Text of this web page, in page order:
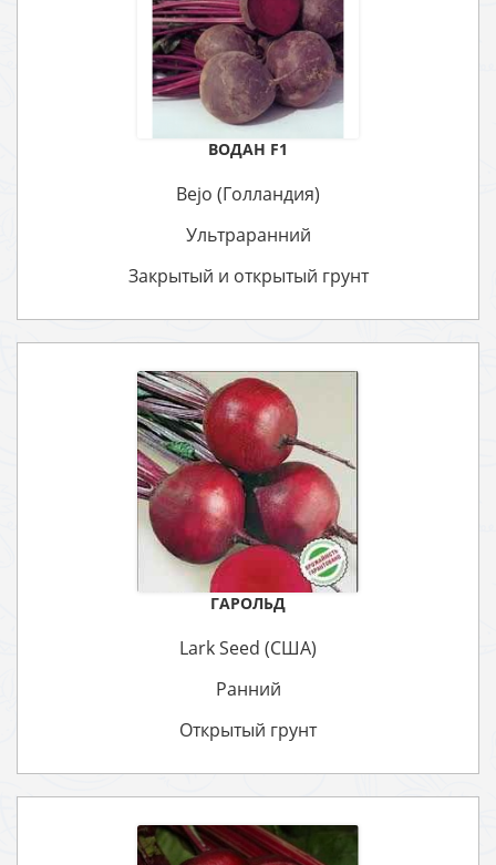
ВОДАН F1
Bejo (Голландия)
Ультраранний
Закрытый и открытый грунт
ГАРОЛЬД
Lark Seed (США)
Ранний
Открытый грунт